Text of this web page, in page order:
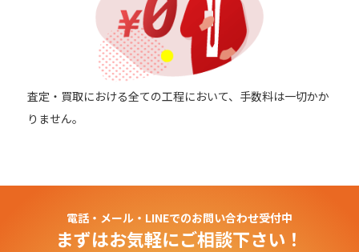
査定・買取における全ての工程において、手数料は一切かか
りません。
電話・メール・LINEでのお問い合わせ受付中
まずはお気軽にご相談下さい！